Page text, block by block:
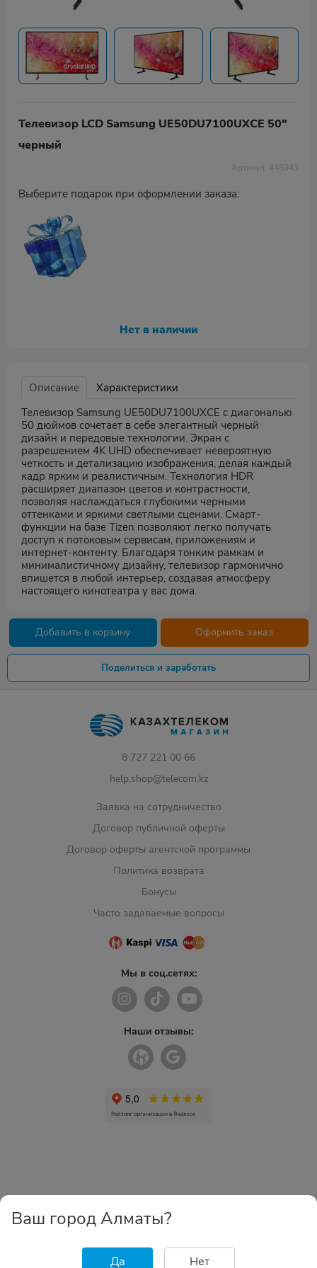
Телевизор LCD Samsung UE50DU7100UXCE 50"
черный
Артикул: 448943
Выберите подарок при оформлении заказа:
Нет в наличии
Описание
Характеристики
Телевизор Samsung UE50DU7100UXCE с диагональю
50 дюймов сочетает в себе элегантный черный
дизайн и передовые технологии. Экран с
разрешением 4K UHD обеспечивает невероятную
четкость и детализацию изображения, делая каждый
кадр ярким и реалистичным. Технология HDR
расширяет диапазон цветов и контрастности,
позволяя наслаждаться глубокими черными
оттенками и яркими светлыми сценами. Смарт-
функции на базе Tizen позволяют легко получать
доступ к потоковым сервисам, приложениям и
интернет-контенту. Благодаря тонким рамкам и
минималистичному дизайну, телевизор гармонично
впишется в любой интерьер, создавая атмосферу
настоящего кинотеатра у вас дома.
Добавить в корзину Оформить заказ
Поделиться и заработать
8 727 221 00 66
help.shop@telecom.kz
Заявка на сотрудничество
Договор публичной оферты
Договор оферты агентской программы
Политика возврата
Бонусы
Часто задаваемые вопросы
Мы в соц.сетях:
Наши отзывы:
Ваш город Алматы?
Да Нет